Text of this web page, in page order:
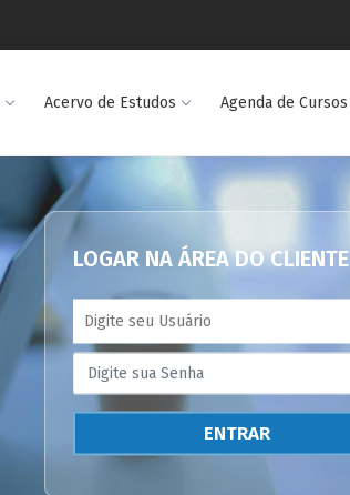
Acervo de Estudos Agenda de Cursos
LOGAR NA ÁREA DO CLIENTE
ENTRAR